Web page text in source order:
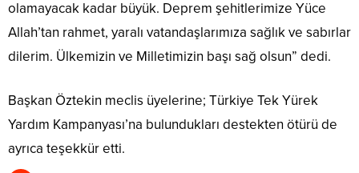
olamayacak kadar büyük. Deprem şehitlerimize Yüce
Allah’tan rahmet, yaralı vatandaşlarımıza sağlık ve sabırlar
dilerim. Ülkemizin ve Milletimizin başı sağ olsun” dedi.
Başkan Öztekin meclis üyelerine; Türkiye Tek Yürek
Yardım Kampanyası’na bulundukları destekten ötürü de
ayrıca teşekkür etti.